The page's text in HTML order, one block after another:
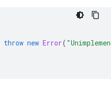
throw new Error(